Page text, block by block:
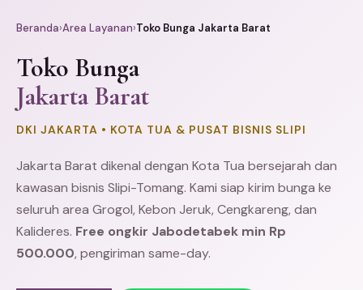
Beranda›Area Layanan›Toko Bunga Jakarta Barat
Toko Bunga
Jakarta Barat
DKI JAKARTA • KOTA TUA & PUSAT BISNIS SLIPI
Jakarta Barat dikenal dengan Kota Tua bersejarah dan
kawasan bisnis Slipi-Tomang. Kami siap kirim bunga ke
seluruh area Grogol, Kebon Jeruk, Cengkareng, dan
Kalideres. Free ongkir Jabodetabek min Rp
500.000, pengiriman same-day.